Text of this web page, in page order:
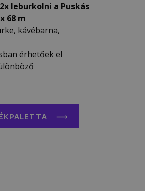
leburkolni a Puskás
68 m
kávébarna,
érhetőek el